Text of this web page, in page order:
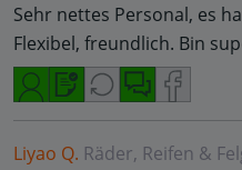
Sehr nettes Personal, es
Flexibel, freundlich. Bin
Liyao Q. Räder, Reifen &